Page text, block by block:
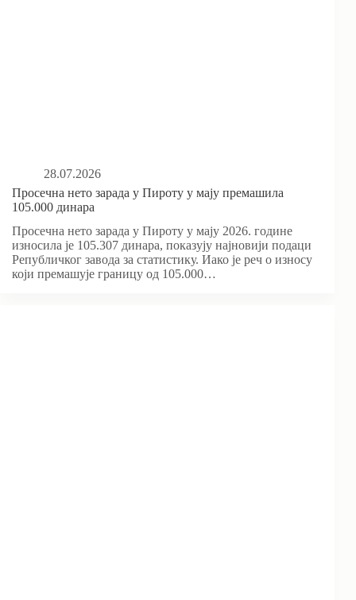
28.07.2026
Просечна нето зарада у Пироту у мају премашила
105.000 динара
Просечна нето зарада у Пироту у мају 2026. године
износила је 105.307 динара, показују најновији подаци
Републичког завода за статистику. Иако је реч о износу
који премашује границу од 105.000…